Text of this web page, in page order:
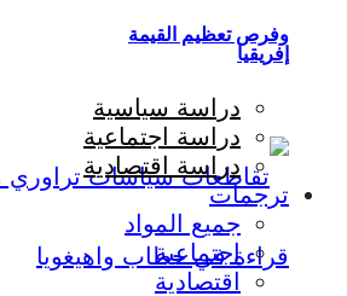
إفريقيا
وفرص تعظيم القيمة
دراسة سياسية
دراسة اجتماعية
دراسة اقتصادية
ترجمات
جميع المواد
اجتماعية
اقتصادية